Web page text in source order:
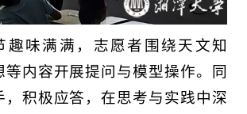
趣味满满，志愿者围绕天文知
等内容开展提问与模型操作。同
，积极应答，在思考与实践中深